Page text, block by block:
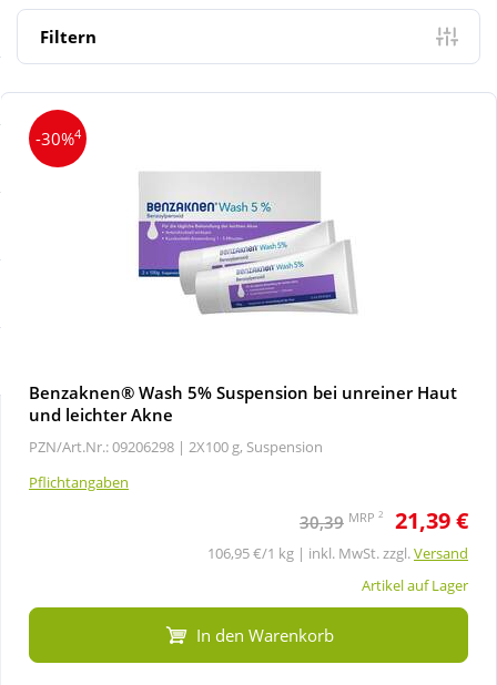
Neuheiten
Sale
Diabetes
Körperpflege & Kosmetik
Natur & Homöopathie
Sanitätshaus
Filtern
-30%4
Benzaknen® Wash 5% Suspension bei unreiner Haut
und leichter Akne
PZN/Art.Nr.: 09206298 | 2X100 g, Suspension
Pflichtangaben
30,39 MRP 2 21,39 €
106,95 €/1 kg | inkl. MwSt. zzgl.Versand
Artikel auf Lager
In den Warenkorb